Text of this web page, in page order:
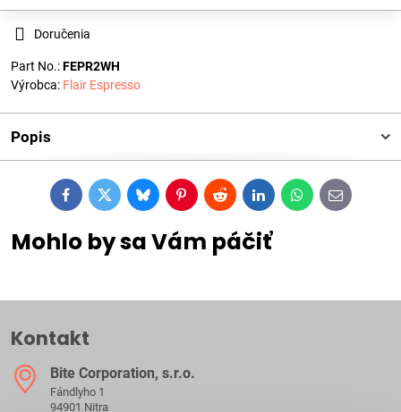
Doručenia
Part No.:FEPR2WH
Výrobca: Flair Espresso
Popis
FacebookTwitterBlueskyPinterestRedditLinkedInWhatsApp
E-
mail
Mohlo by sa Vám páčiť
Kontakt
Bite Corporation, s​.r​.o​.
Fándlyho 1
94901 Nitra